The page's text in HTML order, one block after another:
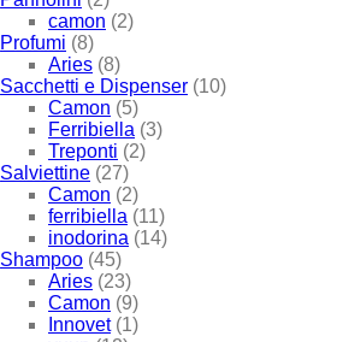
camon (2)
Profumi (8)
Aries (8)
Sacchetti e Dispenser (10)
Camon (5)
Ferribiella (3)
Treponti (2)
Salviettine (27)
Camon (2)
ferribiella (11)
inodorina (14)
Shampoo (45)
Aries (23)
Camon (9)
Innovet (1)